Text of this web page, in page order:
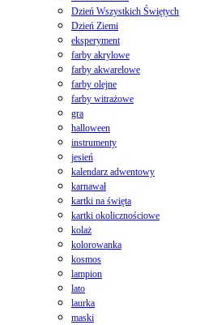
Dzień Wszystkich Świętych
Dzień Ziemi
eksperyment
farby akrylowe
farby akwarelowe
farby olejne
farby witrażowe
gra
halloween
instrumenty
jesień
kalendarz adwentowy
karnawał
kartki na święta
kartki okolicznościowe
kolaż
kolorowanka
kosmos
lampion
lato
laurka
maski